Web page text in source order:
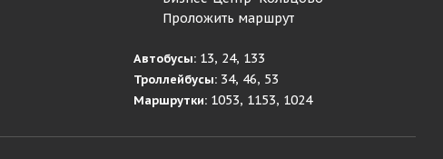
Проложить маршрут
Автобусы: 13, 24, 133
Троллейбусы: 34, 46, 53
Маршрутки: 1053, 1153, 1024